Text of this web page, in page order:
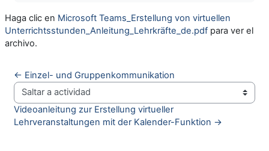
Haga clic en Microsoft Teams_Erstellung von virtuellen
Unterrichtsstunden_Anleitung_Lehrkräfte_de.pdf para ver el
archivo.
← Einzel- und Gruppenkommunikation
Saltar a actividad
Videoanleitung zur Erstellung virtueller
Lehrveranstaltungen mit der Kalender-Funktion →